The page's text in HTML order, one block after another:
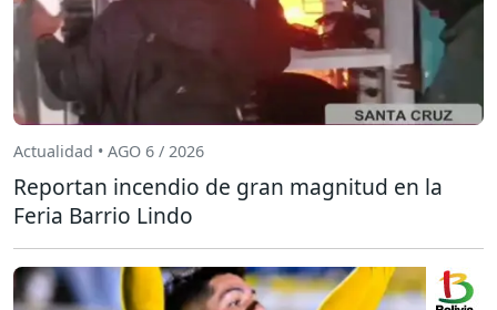
Actualidad • AGO 6 / 2026
Reportan incendio de gran magnitud en la
Feria Barrio Lindo